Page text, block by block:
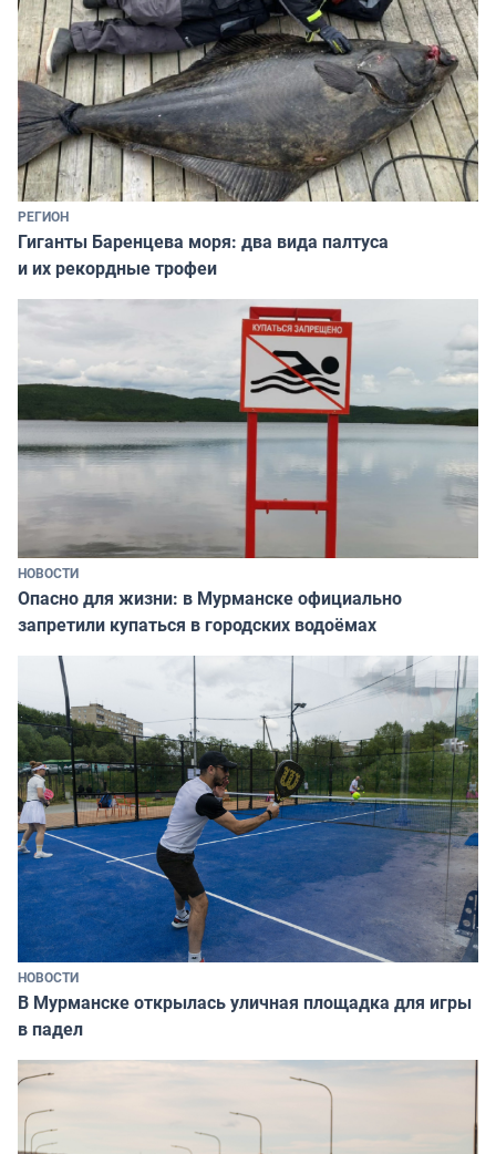
РЕГИОН
Гиганты Баренцева моря: два вида палтуса
и их рекордные трофеи
НОВОСТИ
Опасно для жизни: в Мурманске официально
запретили купаться в городских водоёмах
НОВОСТИ
В Мурманске открылась уличная площадка для игры
в падел